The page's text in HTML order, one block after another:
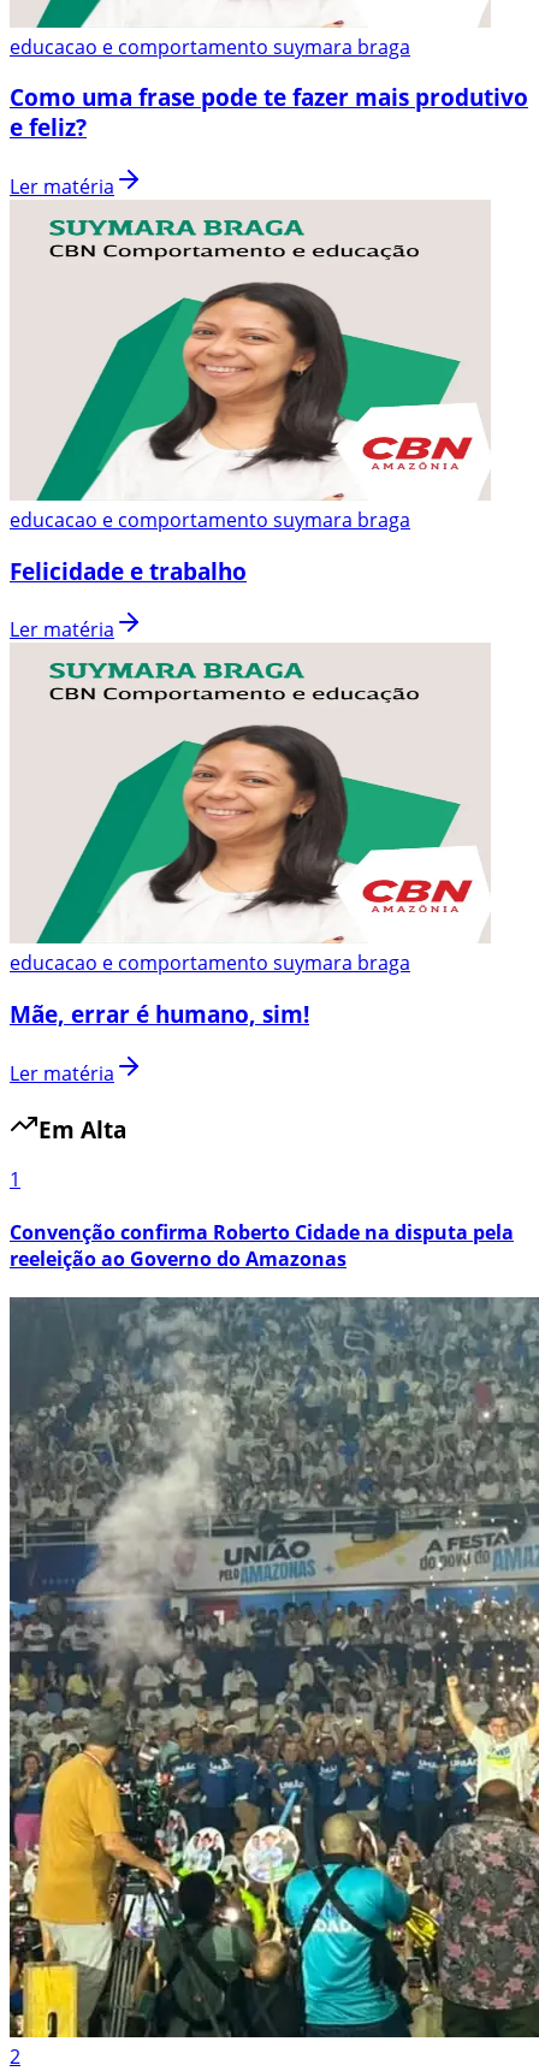
educacao e comportamento suymara braga
Como uma frase pode te fazer mais produtivo
e feliz?
Ler matéria
educacao e comportamento suymara braga
Felicidade e trabalho
Ler matéria
educacao e comportamento suymara braga
Mãe, errar é humano, sim!
Ler matéria
Em Alta
1
Convenção confirma Roberto Cidade na disputa pela
reeleição ao Governo do Amazonas
2